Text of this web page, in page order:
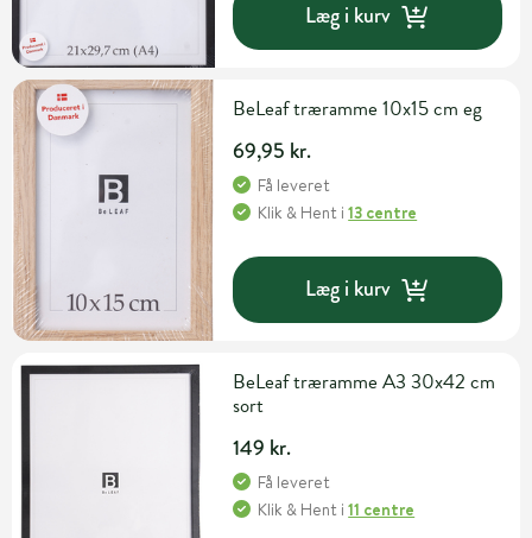
Læg i kurv
BeLeaf træramme 10x15 cm eg
69,95 kr.
Få leveret
Klik & Hent i13 centre
Læg i kurv
BeLeaf træramme A3 30x42 cm
sort
149 kr.
Få leveret
Klik & Hent i11 centre